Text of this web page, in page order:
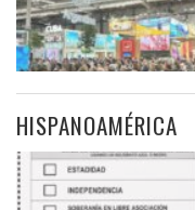
HISPANOAMÉRICA